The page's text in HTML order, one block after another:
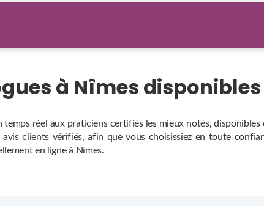
à Nîmes
temps réel aux praticiens certifiés les mieux notés,
clients vérifiés, afin que vous choisissiez en toute
en ligne à Nîmes.